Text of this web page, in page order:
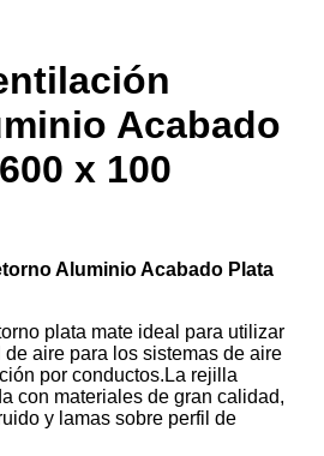
Acabado
x 100
Aluminio Acabado Plata
plata mate ideal para utilizar
aire para los sistemas de aire
por conductos.La rejilla
con materiales de gran calidad,
y lamas sobre perfil de